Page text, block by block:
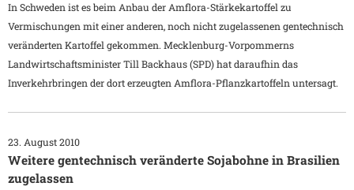
In Schweden ist es beim Anbau der Amflora-Stärkekartoffel zu
Vermischungen mit einer anderen, noch nicht zugelassenen gentechnisch
veränderten Kartoffel gekommen. Mecklenburg-Vorpommerns
Landwirtschaftsminister Till Backhaus (SPD) hat daraufhin das
Inverkehrbringen der dort erzeugten Amflora-Pflanzkartoffeln untersagt.
23. August 2010
Weitere gentechnisch veränderte Sojabohne in Brasilien
zugelassen